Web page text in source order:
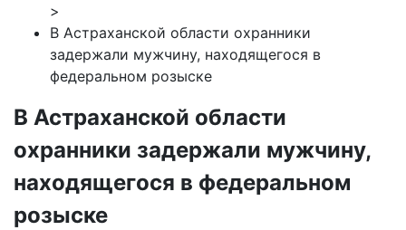
>
В Астраханской области охранники
задержали мужчину, находящегося в
федеральном розыске
В Астраханской области
охранники задержали мужчину,
находящегося в федеральном
розыске